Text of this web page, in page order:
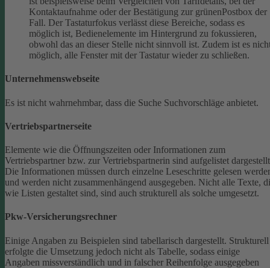
Kontaktaufnahme oder der Bestätigung zur grünenPostbox der
Fall. Der Tastaturfokus verlässt diese Bereiche, sodass es
möglich ist, Bedienelemente im Hintergrund zu fokussieren,
obwohl das an dieser Stelle nicht sinnvoll ist. Zudem ist es
möglich, alle Fenster mit der Tastatur wieder zu schließen.
Unternehmenswebseite
Es ist nicht wahrnehmbar, dass die Suche Suchvorschläge anbietet.
Vertriebspartnerseite
Elemente wie die Öffnungszeiten oder Informationen zum
Vertriebspartner bzw. zur Vertriebspartnerin sind aufgelistet
Die Informationen müssen durch einzelne Leseschritte gelesen
und werden nicht zusammenhängend ausgegeben. Nicht alle Texte,
wie Listen gestaltet sind, sind auch strukturell als solche umgesetzt.
Pkw-Versicherungsrechner
Einige Angaben zu Beispielen sind tabellarisch dargestellt. Strukturell
erfolgte die Umsetzung jedoch nicht als Tabelle, sodass einige
Angaben missverständlich und in falscher Reihenfolge ausgegeben